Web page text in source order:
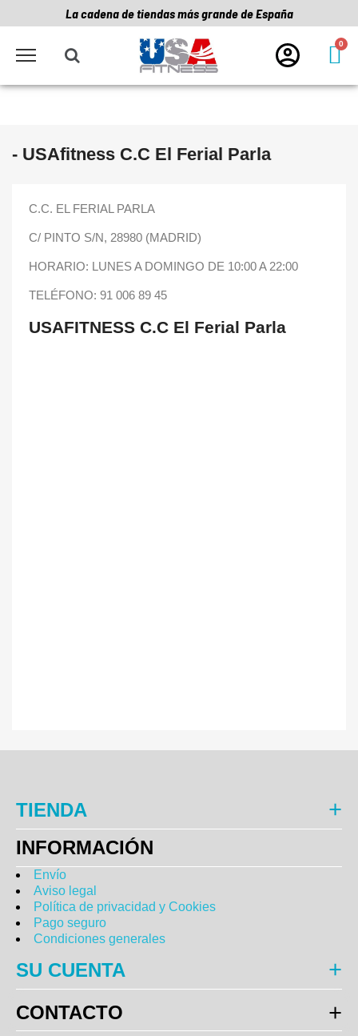
La cadena de tiendas más grande de España
- USAfitness C.C El Ferial Parla
C.C. EL FERIAL PARLA
C/ PINTO S/N, 28980 (MADRID)
HORARIO: LUNES A DOMINGO DE 10:00 A 22:00
TELÉFONO: 91 006 89 45
USAFITNESS C.C El Ferial Parla
TIENDA
INFORMACIÓN
Envío
Aviso legal
Política de privacidad y Cookies
Pago seguro
Condiciones generales
SU CUENTA
CONTACTO